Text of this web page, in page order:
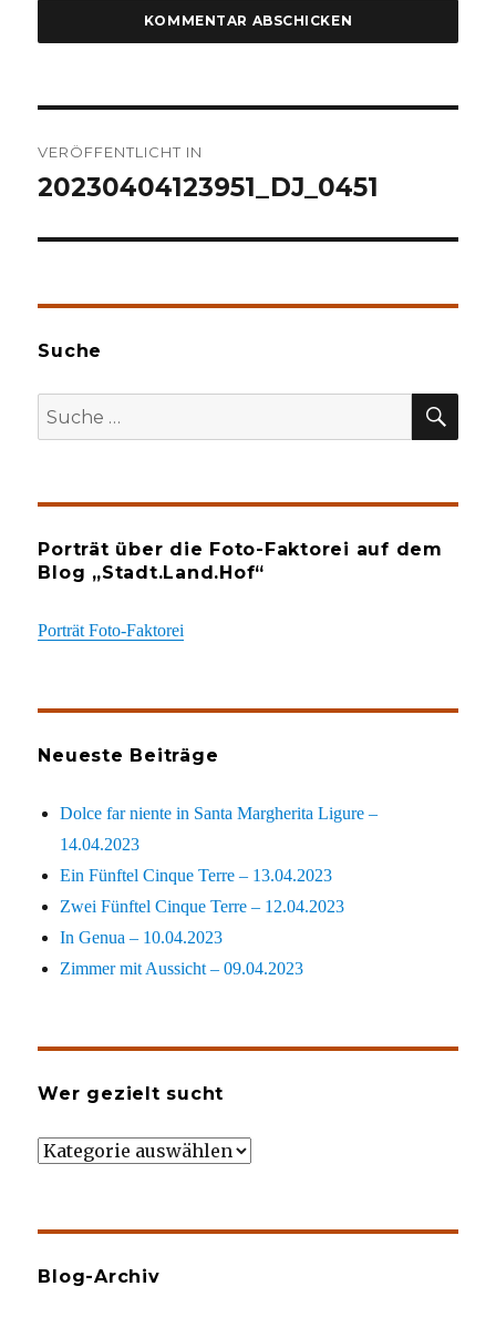
VERÖFFENTLICHT IN
20230404123951_DJ_0451
Suche
Suche
nach:
Porträt über die Foto-Faktorei auf dem
Blog „Stadt.Land.Hof“
Porträt Foto-Faktorei
Neueste Beiträge
Dolce far niente in Santa Margherita Ligure –
14.04.2023
Ein Fünftel Cinque Terre – 13.04.2023
Zwei Fünftel Cinque Terre – 12.04.2023
In Genua – 10.04.2023
Zimmer mit Aussicht – 09.04.2023
Wer gezielt sucht
Wer
Blog-Archiv